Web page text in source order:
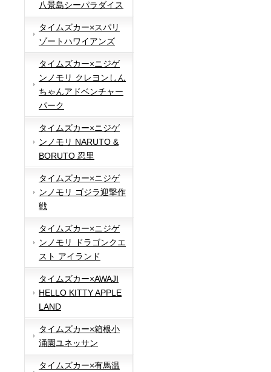
八景島シーパラダイス
タイムズカー×スパリ
ゾートハワイアンズ
タイムズカー×ニジゲ
ンノモリ クレヨンしん
ちゃんアドベンチャー
パーク
タイムズカー×ニジゲ
ンノモリ NARUTO &
BORUTO 忍里
タイムズカー×ニジゲ
ンノモリ ゴジラ迎撃作
戦
タイムズカー×ニジゲ
ンノモリ ドラゴンクエ
スト アイランド
タイムズカー×AWAJI
HELLO KITTY APPLE
LAND
タイムズカー×箱根小
涌園ユネッサン
タイムズカー×有馬温